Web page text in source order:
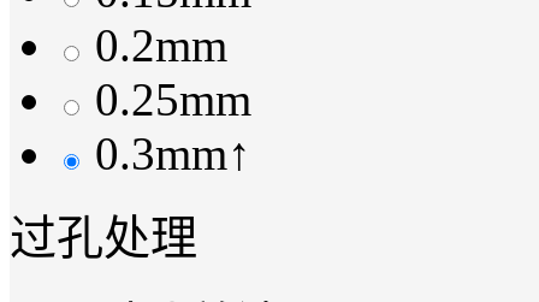
0.2mm
0.25mm
0.3mm↑
过孔处理